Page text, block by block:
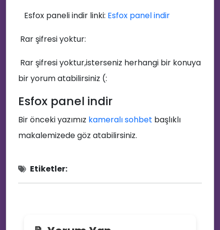
Esfox paneli indir linki: Esfox panel indir
Rar şifresi yoktur:
Rar şifresi yoktur,isterseniz herhangi bir konuya
bir yorum atabilirsiniz (:
Esfox panel indir
Bir önceki yazımız kameralı sohbet başlıklı
makalemizede göz atabilirsiniz.
Etiketler: